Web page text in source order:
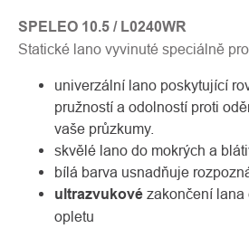
SPELEO 10.5 / L0240WR
Statické lano vyvinuté speciálně
univerzální lano poskytující
pružností a odolností proti
vaše průzkumy.
skvělé lano do mokrých a
bílá barva usnadňuje
ultrazvukové zakončení lana
opletu